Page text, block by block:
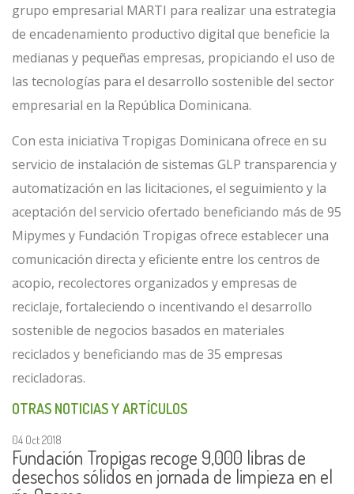
grupo empresarial MARTI para realizar una estrategia
de encadenamiento productivo digital que beneficie la
medianas y pequeñas empresas, propiciando el uso de
las tecnologías para el desarrollo sostenible del sector
empresarial en la República Dominicana.
Con esta iniciativa Tropigas Dominicana ofrece en su
servicio de instalación de sistemas GLP transparencia y
automatización en las licitaciones, el seguimiento y la
aceptación del servicio ofertado beneficiando más de 95
Mipymes y Fundación Tropigas ofrece establecer una
comunicación directa y eficiente entre los centros de
acopio, recolectores organizados y empresas de
reciclaje, fortaleciendo o incentivando el desarrollo
sostenible de negocios basados en materiales
reciclados y beneficiando mas de 35 empresas
recicladoras.
OTRAS NOTICIAS Y ARTÍCULOS
04 Oct 2018
Fundación Tropigas recoge 9,000 libras de
desechos sólidos en jornada de limpieza en el